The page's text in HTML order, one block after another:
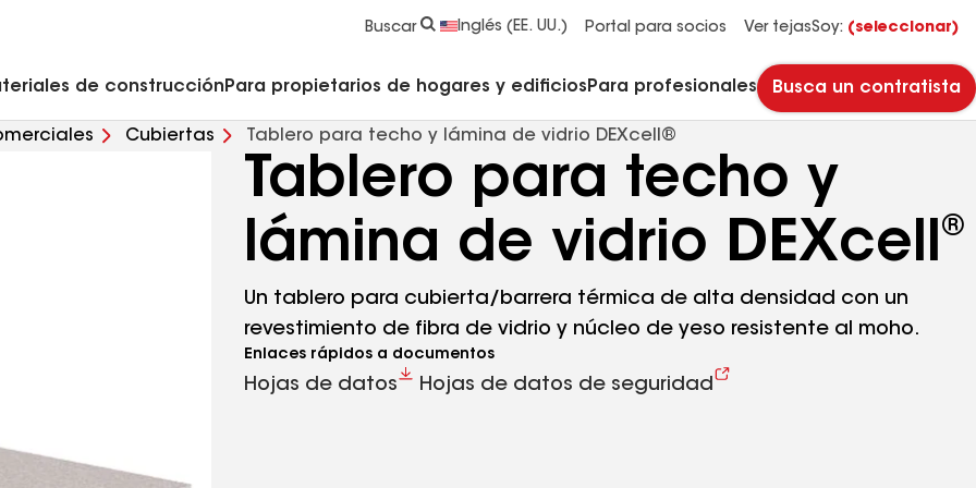
Buscar Inglés (EE. UU.) Portal para socios Ver tejasSoy: (seleccionar)
de construcción Para propietarios de hogares y edificios Para profesionales Busca un contratista
Cubiertas Tablero para techo y lámina de vidrio DEXcell®
Tablero para techo y
lámina de vidrio DEXcell®
Un tablero para cubierta/barrera térmica de alta densidad con un
revestimiento de fibra de vidrio y núcleo de yeso resistente al moho.
Enlaces rápidos a documentos
Hojas de datos Hojas de datos de seguridad